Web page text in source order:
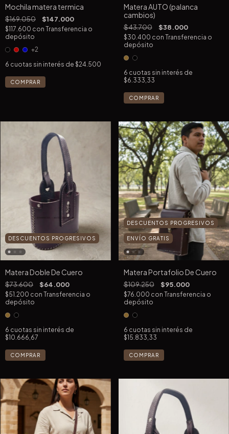
Mochila matera termica
$169.050 $147.000
$117.600 con Transferencia o
depósito
+2
6 cuotas sin interés de $24.500
COMPRAR
Matera AUTO (palanca
cambios)
$43.700 $38.000
$30.400 con Transferencia o
depósito
6 cuotas sin interés de
$6.333,33
COMPRAR
DESCUENTOS PROGRESIVOS
Matera Doble De Cuero
$73.600 $64.000
$51.200 con Transferencia o
depósito
6 cuotas sin interés de
$10.666,67
COMPRAR
DESCUENTOS PROGRESIVOS
ENVÍO GRATIS
Matera Portafolio De Cuero
$109.250 $95.000
$76.000 con Transferencia o
depósito
6 cuotas sin interés de
$15.833,33
COMPRAR